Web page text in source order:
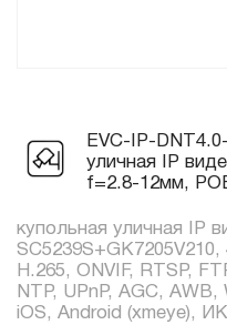
EVC-IP-
уличная IP
f=2.8-12мм,
купольная уличная IP
H.265, ONVIF, RTSP,
NTP, UPnP, AGC,
iOS, Android (xmeye),